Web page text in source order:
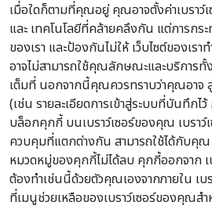
เมื่อใดก็ตามที่คุณอยู่ คุณอาจตั้งค่าเบรา
และ เทคโนโลยีที่คล้ายคลึงกัน แต่การกร
ของเรา และป้องกันไม่ให้ เว็บไซต์ของเร
อาจไม่สามารถใช้คุณลักษณะและบริการทั้
เต็มที่ นอกจากนี้คุณควรทราบว่าคุณอาจ
(เช่น รายละเอียดการเข้าสู่ระบบที่บันทึกไ
บล็อกคุกกี้ บนเบราว์เซอร์ของคุณ เบราว์
ควบคุมที่แตกต่างกัน สามารถใช้ได้กับคุ
หมวดหมู่ของคุกกี้ไม่ได้ลบ คุกกี้ออกจาก
ต้องทำเช่นนี้ด้วยตัวคุณเองจากภายใน เ
ที่เมนูช่วยเหลือของเบราว์เซอร์ของคุณส